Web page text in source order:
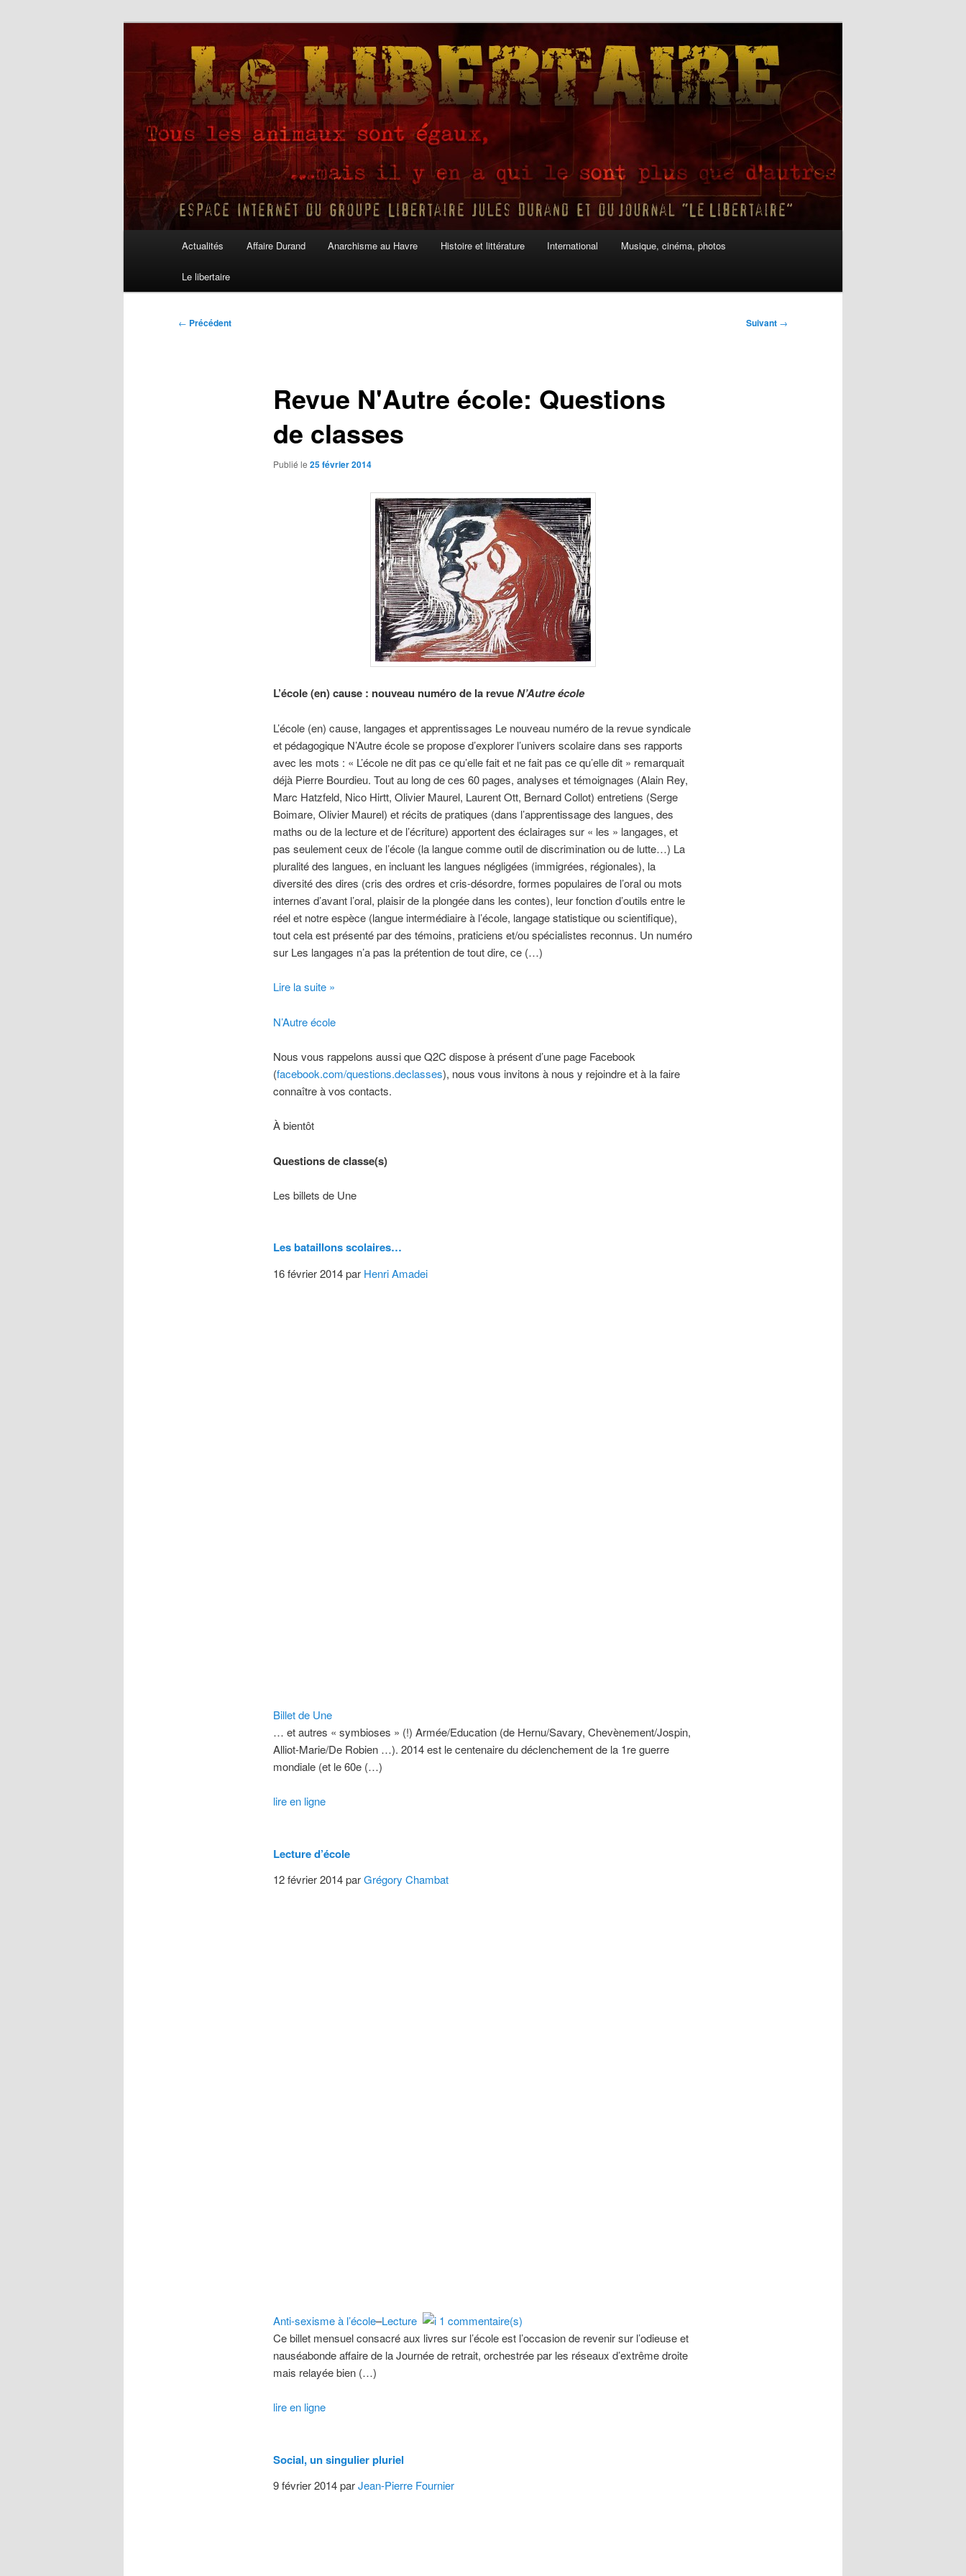
Le Libertaire
Actualités Affaire Durand Anarchisme au Havre Histoire et littérature International Musique, cinéma, photos
Le libertaire
Navigation
← Précédent Suivant →
Revue N'Autre école: Questions
de classes
Publié le 25 février 2014
L’école (en) cause : nouveau numéro de la revueN’Autre école
L’école (en) cause, langages et apprentissages Le nouveau numéro de la revue syndicale
et pédagogique N’Autre école se propose d’explorer l’univers scolaire dans ses rapports
avec les mots : « L’école ne dit pas ce qu’elle fait et ne fait pas ce qu’elle dit » remarquait
déjà Pierre Bourdieu. Tout au long de ces 60 pages, analyses et témoignages (Alain Rey,
Marc Hatzfeld, Nico Hirtt, Olivier Maurel, Laurent Ott, Bernard Collot) entretiens (Serge
Boimare, Olivier Maurel) et récits de pratiques (dans l’apprentissage des langues, des
maths ou de la lecture et de l’écriture) apportent des éclairages sur « les » langages, et
pas seulement ceux de l’école (la langue comme outil de discrimination ou de lutte…) La
pluralité des langues, en incluant les langues négligées (immigrées, régionales), la
diversité des dires (cris des ordres et cris-désordre, formes populaires de l’oral ou mots
internes d’avant l’oral, plaisir de la plongée dans les contes), leur fonction d’outils entre le
réel et notre espèce (langue intermédiaire à l’école, langage statistique ou scientifique),
tout cela est présenté par des témoins, praticiens et/ou spécialistes reconnus. Un numéro
sur Les langages n’a pas la prétention de tout dire, ce (…)
Lire la suite »
N’Autre école
Nous vous rappelons aussi que Q2C dispose à présent d’une page Facebook
(facebook.com/questions.declasses), nous vous invitons à nous y rejoindre et à la faire
connaître à vos contacts.
À bientôt
Questions de classe(s)
Les billets de Une
Les bataillons scolaires…
16 février 2014 par Henri Amadei
Billet de Une
… et autres « symbioses » (!) Armée/Education (de Hernu/Savary, Chevènement/Jospin,
Alliot-Marie/De Robien …). 2014 est le centenaire du déclenchement de la 1re guerre
mondiale (et le 60e (…)
lire en ligne
Lecture d’école
12 février 2014 parGrégory Chambat
Anti-sexisme à l’école–Lecture
1 commentaire(s)
Ce billet mensuel consacré aux livres sur l’école est l’occasion de revenir sur l’odieuse et
nauséabonde affaire de la Journée de retrait, orchestrée par les réseaux d’extrême droite
mais relayée bien (…)
lire en ligne
Social, un singulier pluriel
9 février 2014 parJean-Pierre Fournier